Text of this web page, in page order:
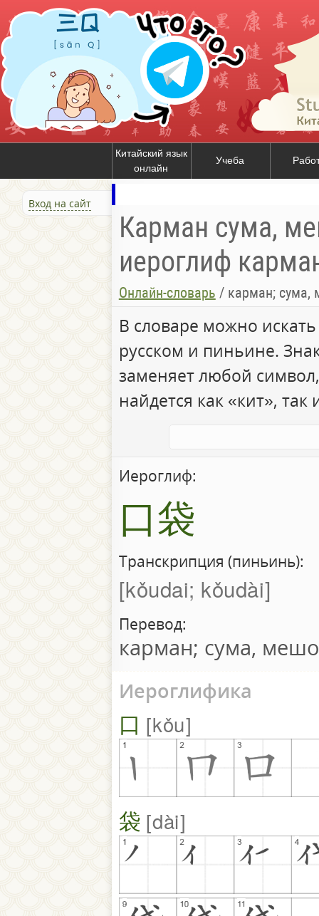
Китайский язык
онлайн
Учеба
Вход на сайт
Карман сума,
иероглиф
Онлайн-словарь / карман; сума,
В словаре можно
русском и пиньине.
заменяет любой
найдется как «кит», так
Иероглиф:
口袋
Транскрипция (пиньинь):
kǒudai; kǒudài
Перевод:
карман; сума,
Иероглифика
口 kǒu
袋 dài